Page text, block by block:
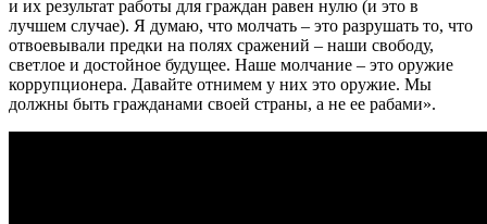
и их результат работы для граждан равен нулю (и это в
лучшем случае). Я думаю, что молчать – это разрушать то, что
отвоевывали предки на полях сражений – наши свободу,
светлое и достойное будущее. Наше молчание – это оружие
коррупционера. Давайте отнимем у них это оружие. Мы
должны быть гражданами своей страны, а не ее рабами».